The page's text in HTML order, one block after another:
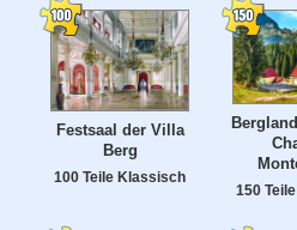
Festsaal der Villa
Berg
100 Teile Klassisch
150